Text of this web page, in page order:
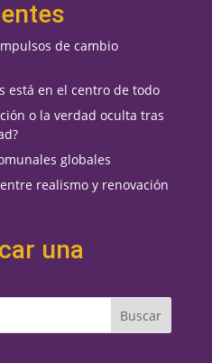
de cambio
está en el centro de todo
o la verdad oculta tras
globales
realismo y renovación
una